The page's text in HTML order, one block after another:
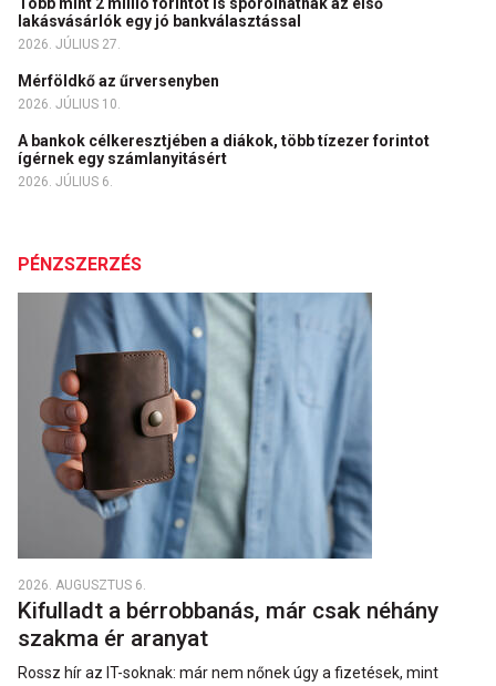
Több mint 2 millió forintot is spórolhatnak az első
lakásvásárlók egy jó bankválasztással
2026. JÚLIUS 27.
Mérföldkő az űrversenyben
2026. JÚLIUS 10.
A bankok célkeresztjében a diákok, több tízezer forintot
ígérnek egy számlanyitásért
2026. JÚLIUS 6.
PÉNZSZERZÉS
2026. AUGUSZTUS 6.
Kifulladt a bérrobbanás, már csak néhány
szakma ér aranyat
Rossz hír az IT-soknak: már nem nőnek úgy a fizetések, mint